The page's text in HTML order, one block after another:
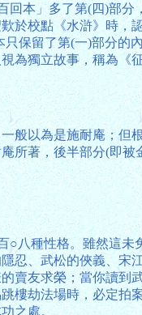
回本」多了第(四)部
於校點《水滸》時
保留了第(一)部分
為獨立故事，稱為《
般以為是施耐庵；
所著，後半部分(即
○八種性格。雖然這
忍、武松的俠義、
賣友求榮；當你讀
樓劫法場時，必定
之處。